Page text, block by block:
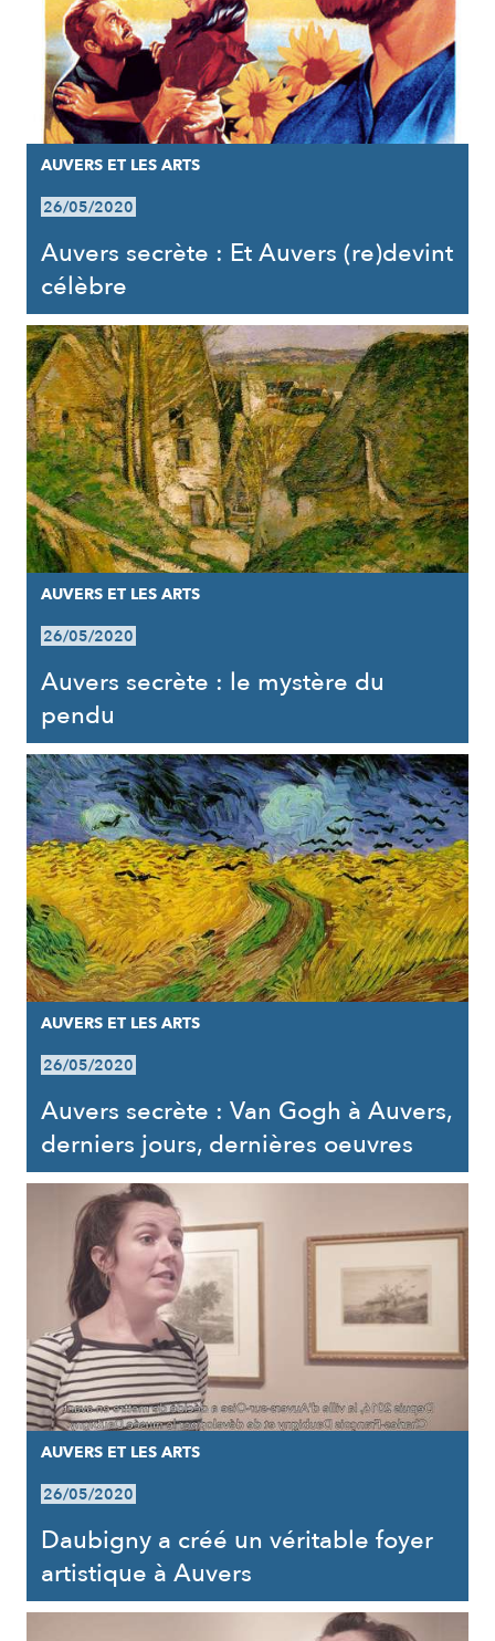
AUVERS ET LES ARTS
26/05/2020
Auvers secrète : Et Auvers (re)devint
célèbre
AUVERS ET LES ARTS
26/05/2020
Auvers secrète : le mystère du
pendu
AUVERS ET LES ARTS
26/05/2020
Auvers secrète : Van Gogh à Auvers,
derniers jours, dernières oeuvres
AUVERS ET LES ARTS
26/05/2020
Daubigny a créé un véritable foyer
artistique à Auvers